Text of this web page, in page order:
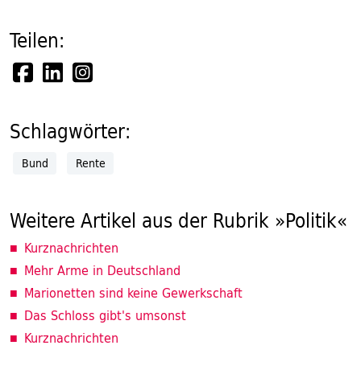
Teilen:
Schlagwörter:
Bund Rente
Weitere Artikel aus der Rubrik »Politik«
Kurznachrichten
Mehr Arme in Deutschland
Marionetten sind keine Gewerkschaft
Das Schloss gibt's umsonst
Kurznachrichten